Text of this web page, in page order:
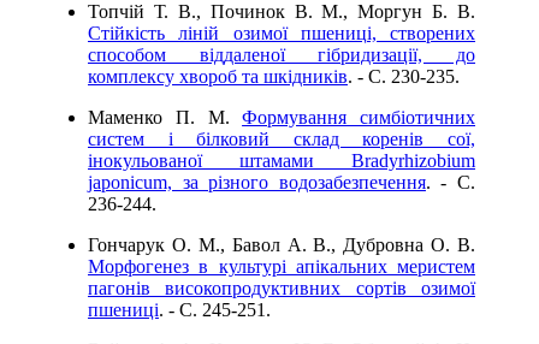
Топчій Т. В., Починок В. М., Моргун Б. В.
Стійкість ліній озимої пшениці, створених
способом віддаленої гібридизації, до
комплексу хвороб та шкідників. - C. 230-235.
Маменко П. М.Формування симбіотичних
систем і білковий склад коренів сої,
інокульованої штамами Bradyrhizobium
japonicum, за різного водозабезпечення. - C.
236-244.
Гончарук О. М., Бавол А. В., Дубровна О. В.
Морфогенез в культурі апікальних меристем
пагонів високопродуктивних сортів озимої
пшениці. - C. 245-251.